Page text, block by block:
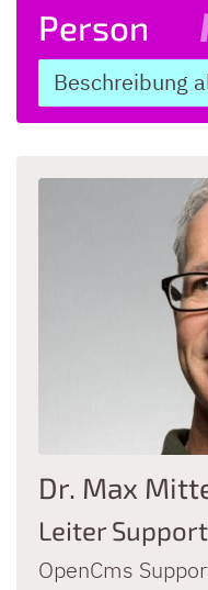
Person
Beschreibung
Dr. Max
Leiter
OpenCms